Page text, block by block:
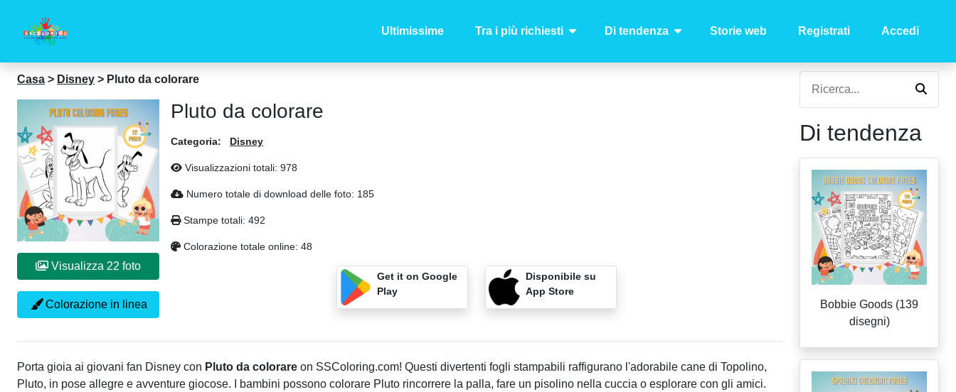
Ultimissime Tra i più richiesti Di tendenza Storie web Registrati Accedi
Casa > Disney > Pluto da colorare
Visualizza 22 foto
Colorazione in linea
Pluto da colorare
Categoria: Disney
Visualizzazioni totali: 978
Numero totale di download delle foto: 185
Stampe totali: 492
Colorazione totale online: 48
Get it on Google
Play
Disponibile su
App Store
Porta gioia ai giovani fan Disney con Pluto da colorare on SSColoring.com! Questi divertenti fogli stampabili raffigurano l'adorabile cane di Topolino,
Pluto, in pose allegre e avventure giocose. I bambini possono colorare Pluto rincorrere la palla, fare un pisolino nella cuccia o esplorare con gli amici.
Di tendenza
Bobbie Goods (139
disegni)